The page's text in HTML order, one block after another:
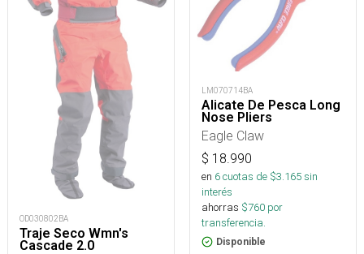
OD030802BA
Traje Seco Wmn's
Cascade 2.0
LM070714BA
Alicate De Pesca Long
Nose Pliers
Eagle Claw
$ 18.990
en 6cuotas de $3.165sin
interés
ahorras $760 por
transferencia.
Disponible